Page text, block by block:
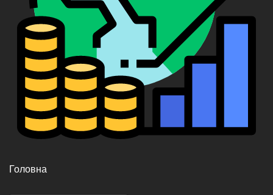
Головна